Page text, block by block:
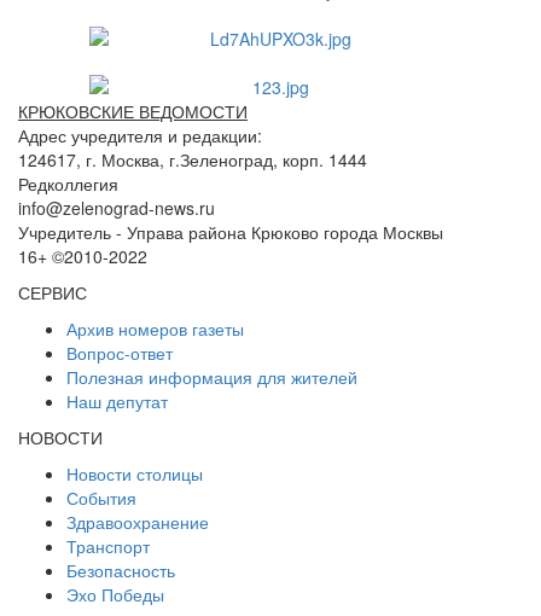
КРЮКОВСКИЕ ВЕДОМОСТИ
Адрес учредителя и редакции:
124617, г. Москва, г.Зеленоград, корп. 1444
Редколлегия
info@zelenograd-news.ru
Учредитель - Управа района Крюково города Москвы
16+ ©2010-2022
СЕРВИС
Архив номеров газеты
Вопрос-ответ
Полезная информация для жителей
Наш депутат
НОВОСТИ
Новости столицы
События
Здравоохранение
Транспорт
Безопасность
Эхо Победы